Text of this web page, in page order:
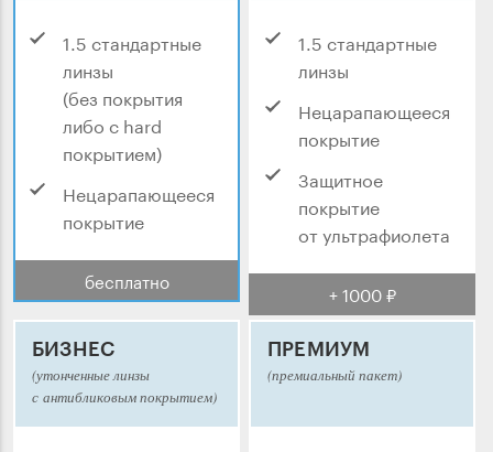
1.5 стандартные
линзы
(без покрытия
либо с hard
покрытием)
Нецарапающееся
покрытие
бесплатно
1.5 стандартные
линзы
Нецарапающееся
покрытие
Защитное
покрытие
от ультрафиолета
+ 1000 ₽
БИЗНЕС
(утонченные линзы
с антибликовым покрытием)
ПРЕМИУМ
(премиальный пакет)